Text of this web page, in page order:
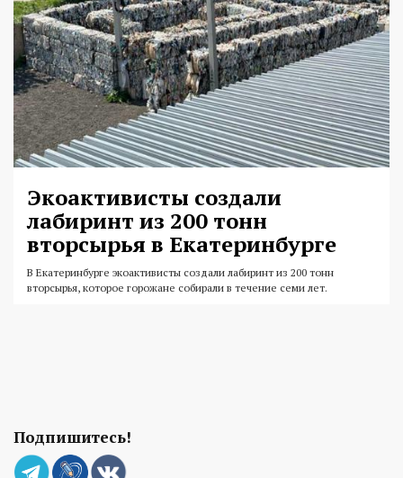
Экоактивисты создали
лабиринт из 200 тонн
вторсырья в Екатеринбурге
В Екатеринбурге экоактивисты создали лабиринт из 200 тонн
вторсырья, которое горожане собирали в течение семи лет.
Подпишитесь!